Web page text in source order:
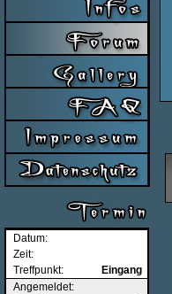
Datum:
Zeit:
Treffpunkt:
Eingang
Angemeldet: